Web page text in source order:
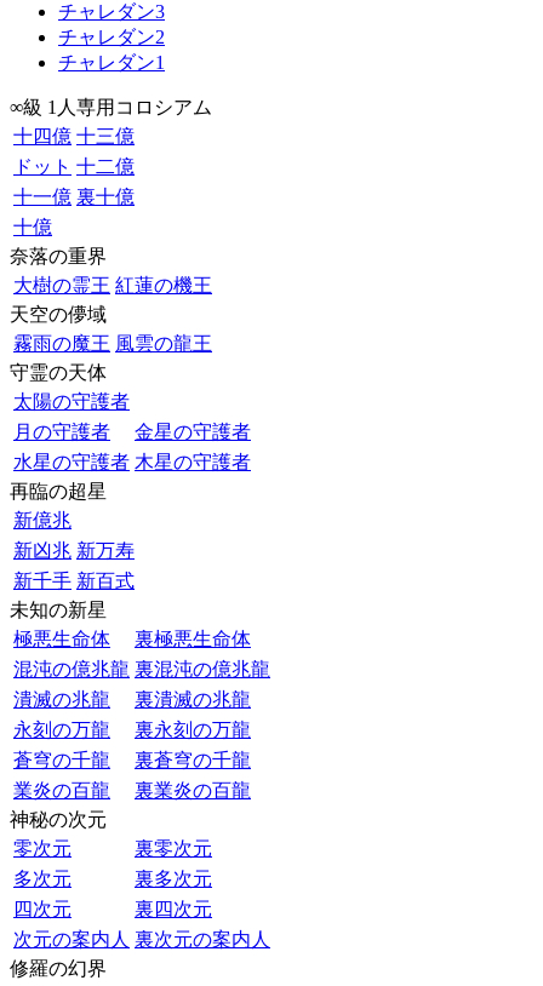
チャレダン3
チャレダン2
チャレダン1
∞級 1人専用コロシアム
十四億 十三億
ドット 十二億
十一億 裏十億
十億
奈落の重界
大樹の霊王 紅蓮の機王
天空の儚域
霧雨の魔王 風雲の龍王
守霊の天体
太陽の守護者
月の守護者
金星の守護者
水星の守護者 木星の守護者
再臨の超星
新億兆
新凶兆 新万寿
新千手 新百式
未知の新星
極悪生命体
裏極悪生命体
混沌の億兆龍 裏混沌の億兆龍
潰滅の兆龍
裏潰滅の兆龍
永刻の万龍
裏永刻の万龍
蒼穹の千龍
裏蒼穹の千龍
業炎の百龍
裏業炎の百龍
神秘の次元
零次元
裏零次元
多次元
裏多次元
四次元
裏四次元
次元の案内人 裏次元の案内人
修羅の幻界